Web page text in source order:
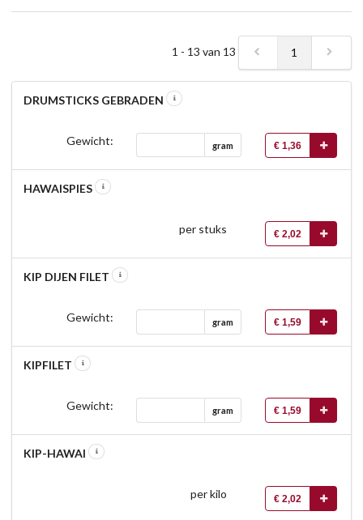
1 - 13 van 13 1
DRUMSTICKS GEBRADEN
Gewicht: gram € 1,36
HAWAISPIES
per stuks € 2,02
KIP DIJEN FILET
Gewicht: gram € 1,59
KIPFILET
Gewicht: gram € 1,59
KIP-HAWAI
per kilo € 2,02